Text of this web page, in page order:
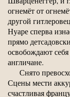
огнемёт от
другой
Нуаре сперва
прямо
освобождают
англичане.
Снято
Сцены мести
счастливая